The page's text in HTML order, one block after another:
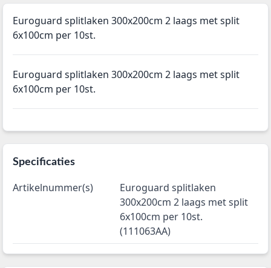
Euroguard splitlaken 300x200cm 2 laags met split
6x100cm per 10st.
Euroguard splitlaken 300x200cm 2 laags met split
6x100cm per 10st.
Specificaties
Artikelnummer(s)
Euroguard splitlaken
300x200cm 2 laags met split
6x100cm per 10st.
(111063AA)